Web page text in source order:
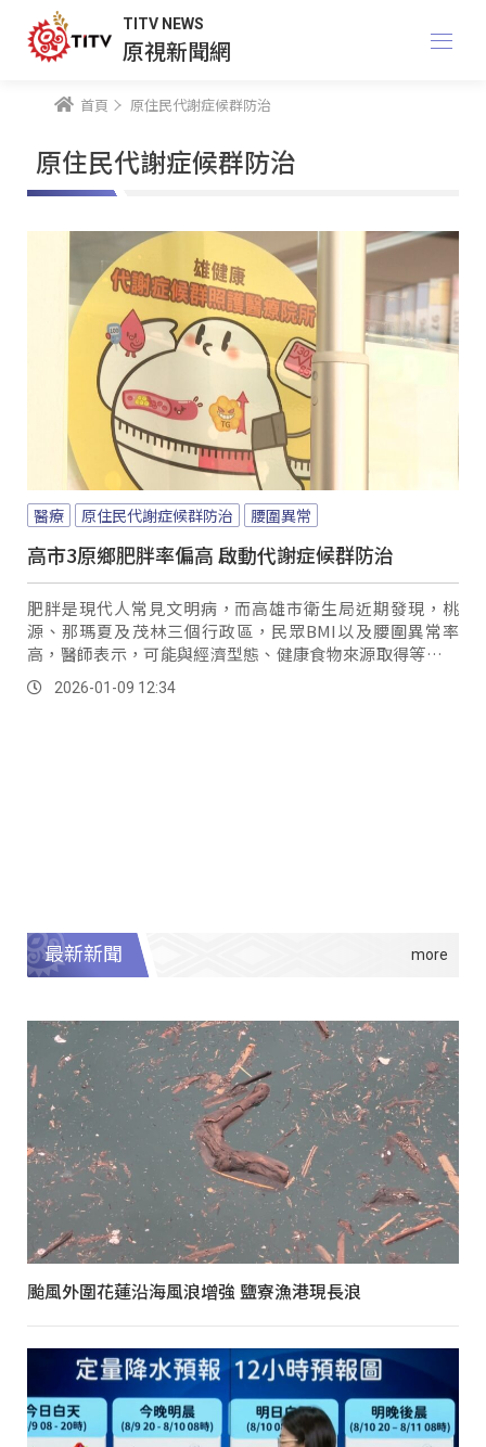
TITV NEWS
原視新聞網
首頁 原住民代謝症候群防治
原住民代謝症候群防治
醫療 原住民代謝症候群防治 腰圍異常
高市3原鄉肥胖率偏高 啟動代謝症候群防治
肥胖是現代人常見文明病，而高雄市衛生局近期發現，桃
源、那瑪夏及茂林三個行政區，民眾BMI以及腰圍異常率
高，醫師表示，可能與經濟型態、健康食物來源取得等因素
相關，而肥胖可能增加代謝症候群風險，尤其高血脂、高血
壓、高血糖、高尿酸，容易讓疾病找上門。
2026-01-09 12:34
最新新聞
颱風外圍花蓮沿海風浪增強 鹽寮漁港現長浪